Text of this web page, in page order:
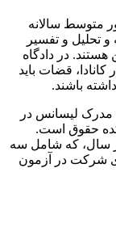
متوسط ​​سالانه
و تحلیل و تفسیر
هستند. در دادگاه
قضات باید
مدرک لیسانس در
حقوق است.
سال، که شامل سه
شرکت در آزمون